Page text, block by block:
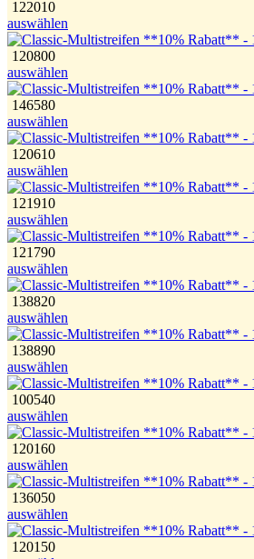
122010
auswählen
120800
auswählen
146580
auswählen
120610
auswählen
121910
auswählen
121790
auswählen
138820
auswählen
138890
auswählen
100540
auswählen
120160
auswählen
136050
auswählen
120150